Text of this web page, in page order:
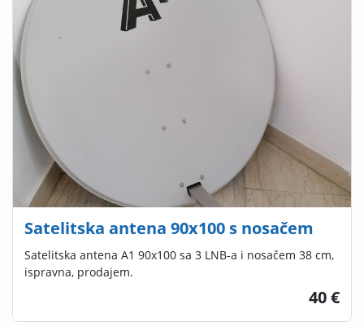
Satelitska antena 90x100 s nosačem
Satelitska antena A1 90x100 sa 3 LNB-a i nosačem 38 cm,
ispravna, prodajem.
40 €